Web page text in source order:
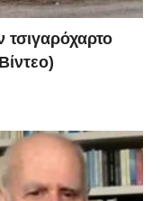
τσιγαρόχαρτο